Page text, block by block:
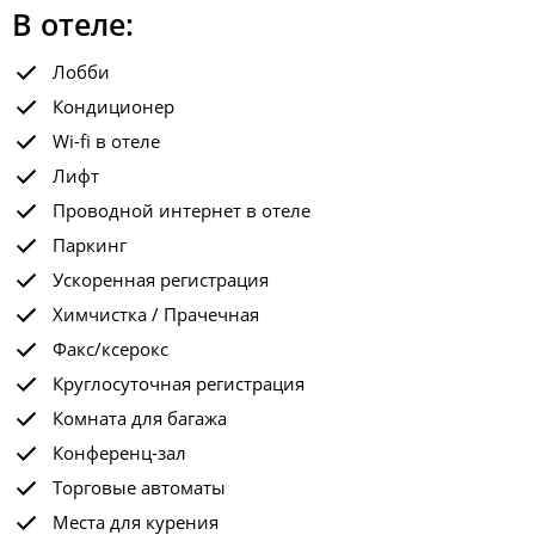
В отеле:
Лобби
Кондиционер
Wi-fi в отеле
Лифт
Проводной интернет в отеле
Паркинг
Ускоренная регистрация
Химчистка / Прачечная
Факс/ксерокс
Круглосуточная регистрация
Комната для багажа
Конференц-зал
Торговые автоматы
Места для курения